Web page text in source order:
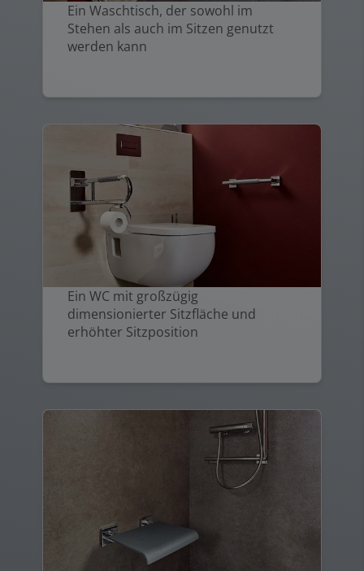
Ein Waschtisch, der sowohl im
Stehen als auch im Sitzen genutzt
werden kann
Ein WC mit großzügig
dimensionierter Sitzfläche und
erhöhter Sitzposition